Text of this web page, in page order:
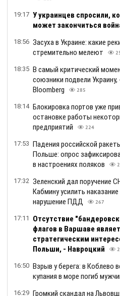
19:17 У украинцев спросили,
может закончиться
18:56 Засуха в Украине: какие
стремительно мелеют
18:35 В самый критический
союзники подвели Украину,
Bloomberg
285
18:14 Блокировка портов уже
остановке работы
предприятий
224
17:53 Падения российской
Польше: опрос
в настроениях поляков
17:32 Зеленский дал поручение
Кабмину усилить наказание
нарушение ПДД
267
17:11
Отсутствие
флагов в Варшаве
стратегическим
Польши, - Навроцкий
16:50 Взрыв у берега: в Коблево
купания в море погиб
16:29 Громкий скандал на